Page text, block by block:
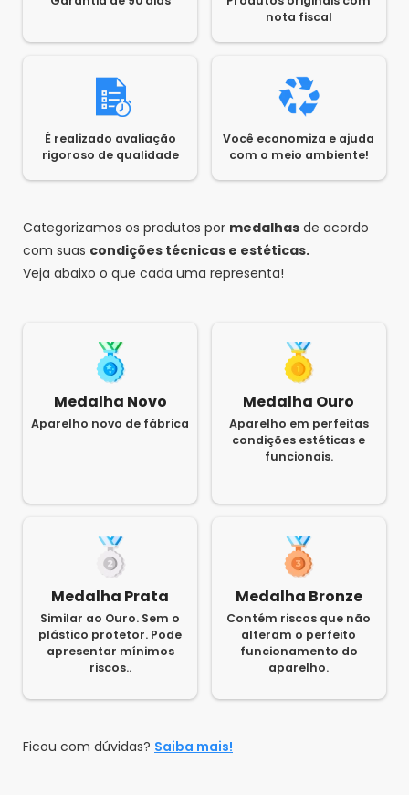
nota fiscal
É realizado avaliação
rigoroso de qualidade
Você economiza e ajuda
com o meio ambiente!
Categorizamos os produtos por medalhas de acordo
com suas condições técnicas e estéticas.
Veja abaixo o que cada uma representa!
Medalha Novo
Aparelho novo de fábrica
Medalha Ouro
Aparelho em perfeitas
condições estéticas e
funcionais.
Medalha Prata
Similar ao Ouro. Sem o
plástico protetor. Pode
apresentar mínimos
riscos..
Medalha Bronze
Contém riscos que não
alteram o perfeito
funcionamento do
aparelho.
Ficou com dúvidas? Saiba mais!